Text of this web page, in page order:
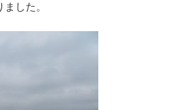
した。